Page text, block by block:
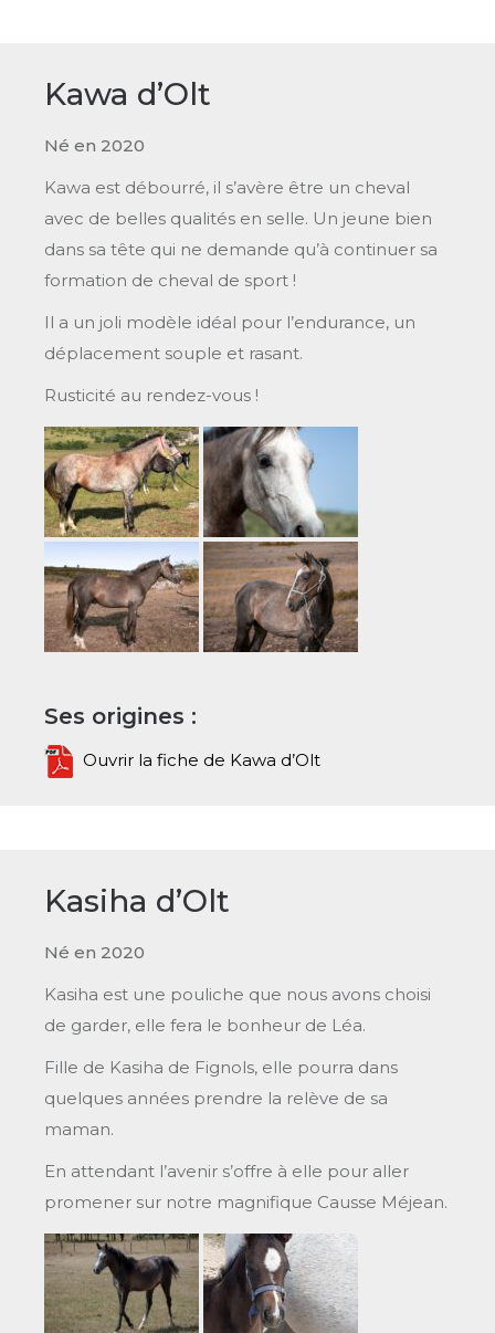
Kawa d’Olt
Né en 2020
Kawa est débourré, il s’avère être un cheval
avec de belles qualités en selle. Un jeune bien
dans sa tête qui ne demande qu’à continuer sa
formation de cheval de sport !
Il a un joli modèle idéal pour l’endurance, un
déplacement souple et rasant.
Rusticité au rendez-vous !
Ses origines :
Ouvrir la fiche de Kawa d’Olt
Kasiha d’Olt
Né en 2020
Kasiha est une pouliche que nous avons choisi
de garder, elle fera le bonheur de Léa.
Fille de Kasiha de Fignols, elle pourra dans
quelques années prendre la relève de sa
maman.
En attendant l’avenir s’offre à elle pour aller
promener sur notre magnifique Causse Méjean.